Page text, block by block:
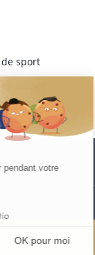
sport
maison